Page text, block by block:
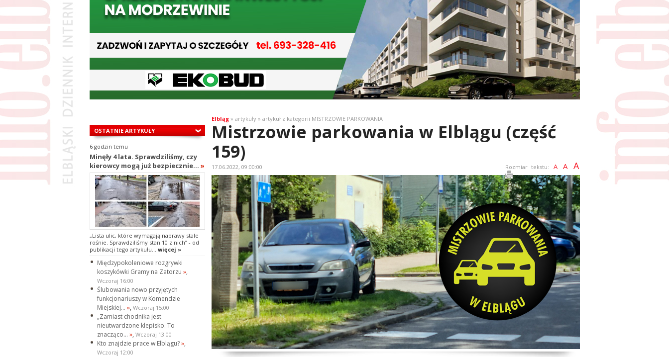
OSTATNIE ARTYKUŁY
6 godzin temu
Minęły 4 lata. Sprawdziliśmy, czy
kierowcy mogą już bezpiecznie... »
„Lista ulic, które wymagają naprawy stale
rośnie. Sprawdziliśmy stan 10 z nich” - od
publikacji tego artykułu... więcej »
Międzypokoleniowe rozgrywki
koszykówki Gramy na Zatorzu »,
Wczoraj 16:00
Ślubowania nowo przyjętych
funkcjonariuszy w Komendzie
Miejskiej... », Wczoraj 15:00
„Zamiast chodnika jest
nieutwardzone klepisko. To
znacząco... », Wczoraj 13:00
Kto znajdzie prace w Elblągu?»,
Wczoraj 12:00
Elbląg» artykuły » artykuł z kategorii MISTRZOWIE PARKOWANIA
Mistrzowie parkowania w Elblągu (część
159)
17.06.2022, 09:00:00 Rozmiar tekstu: A A A